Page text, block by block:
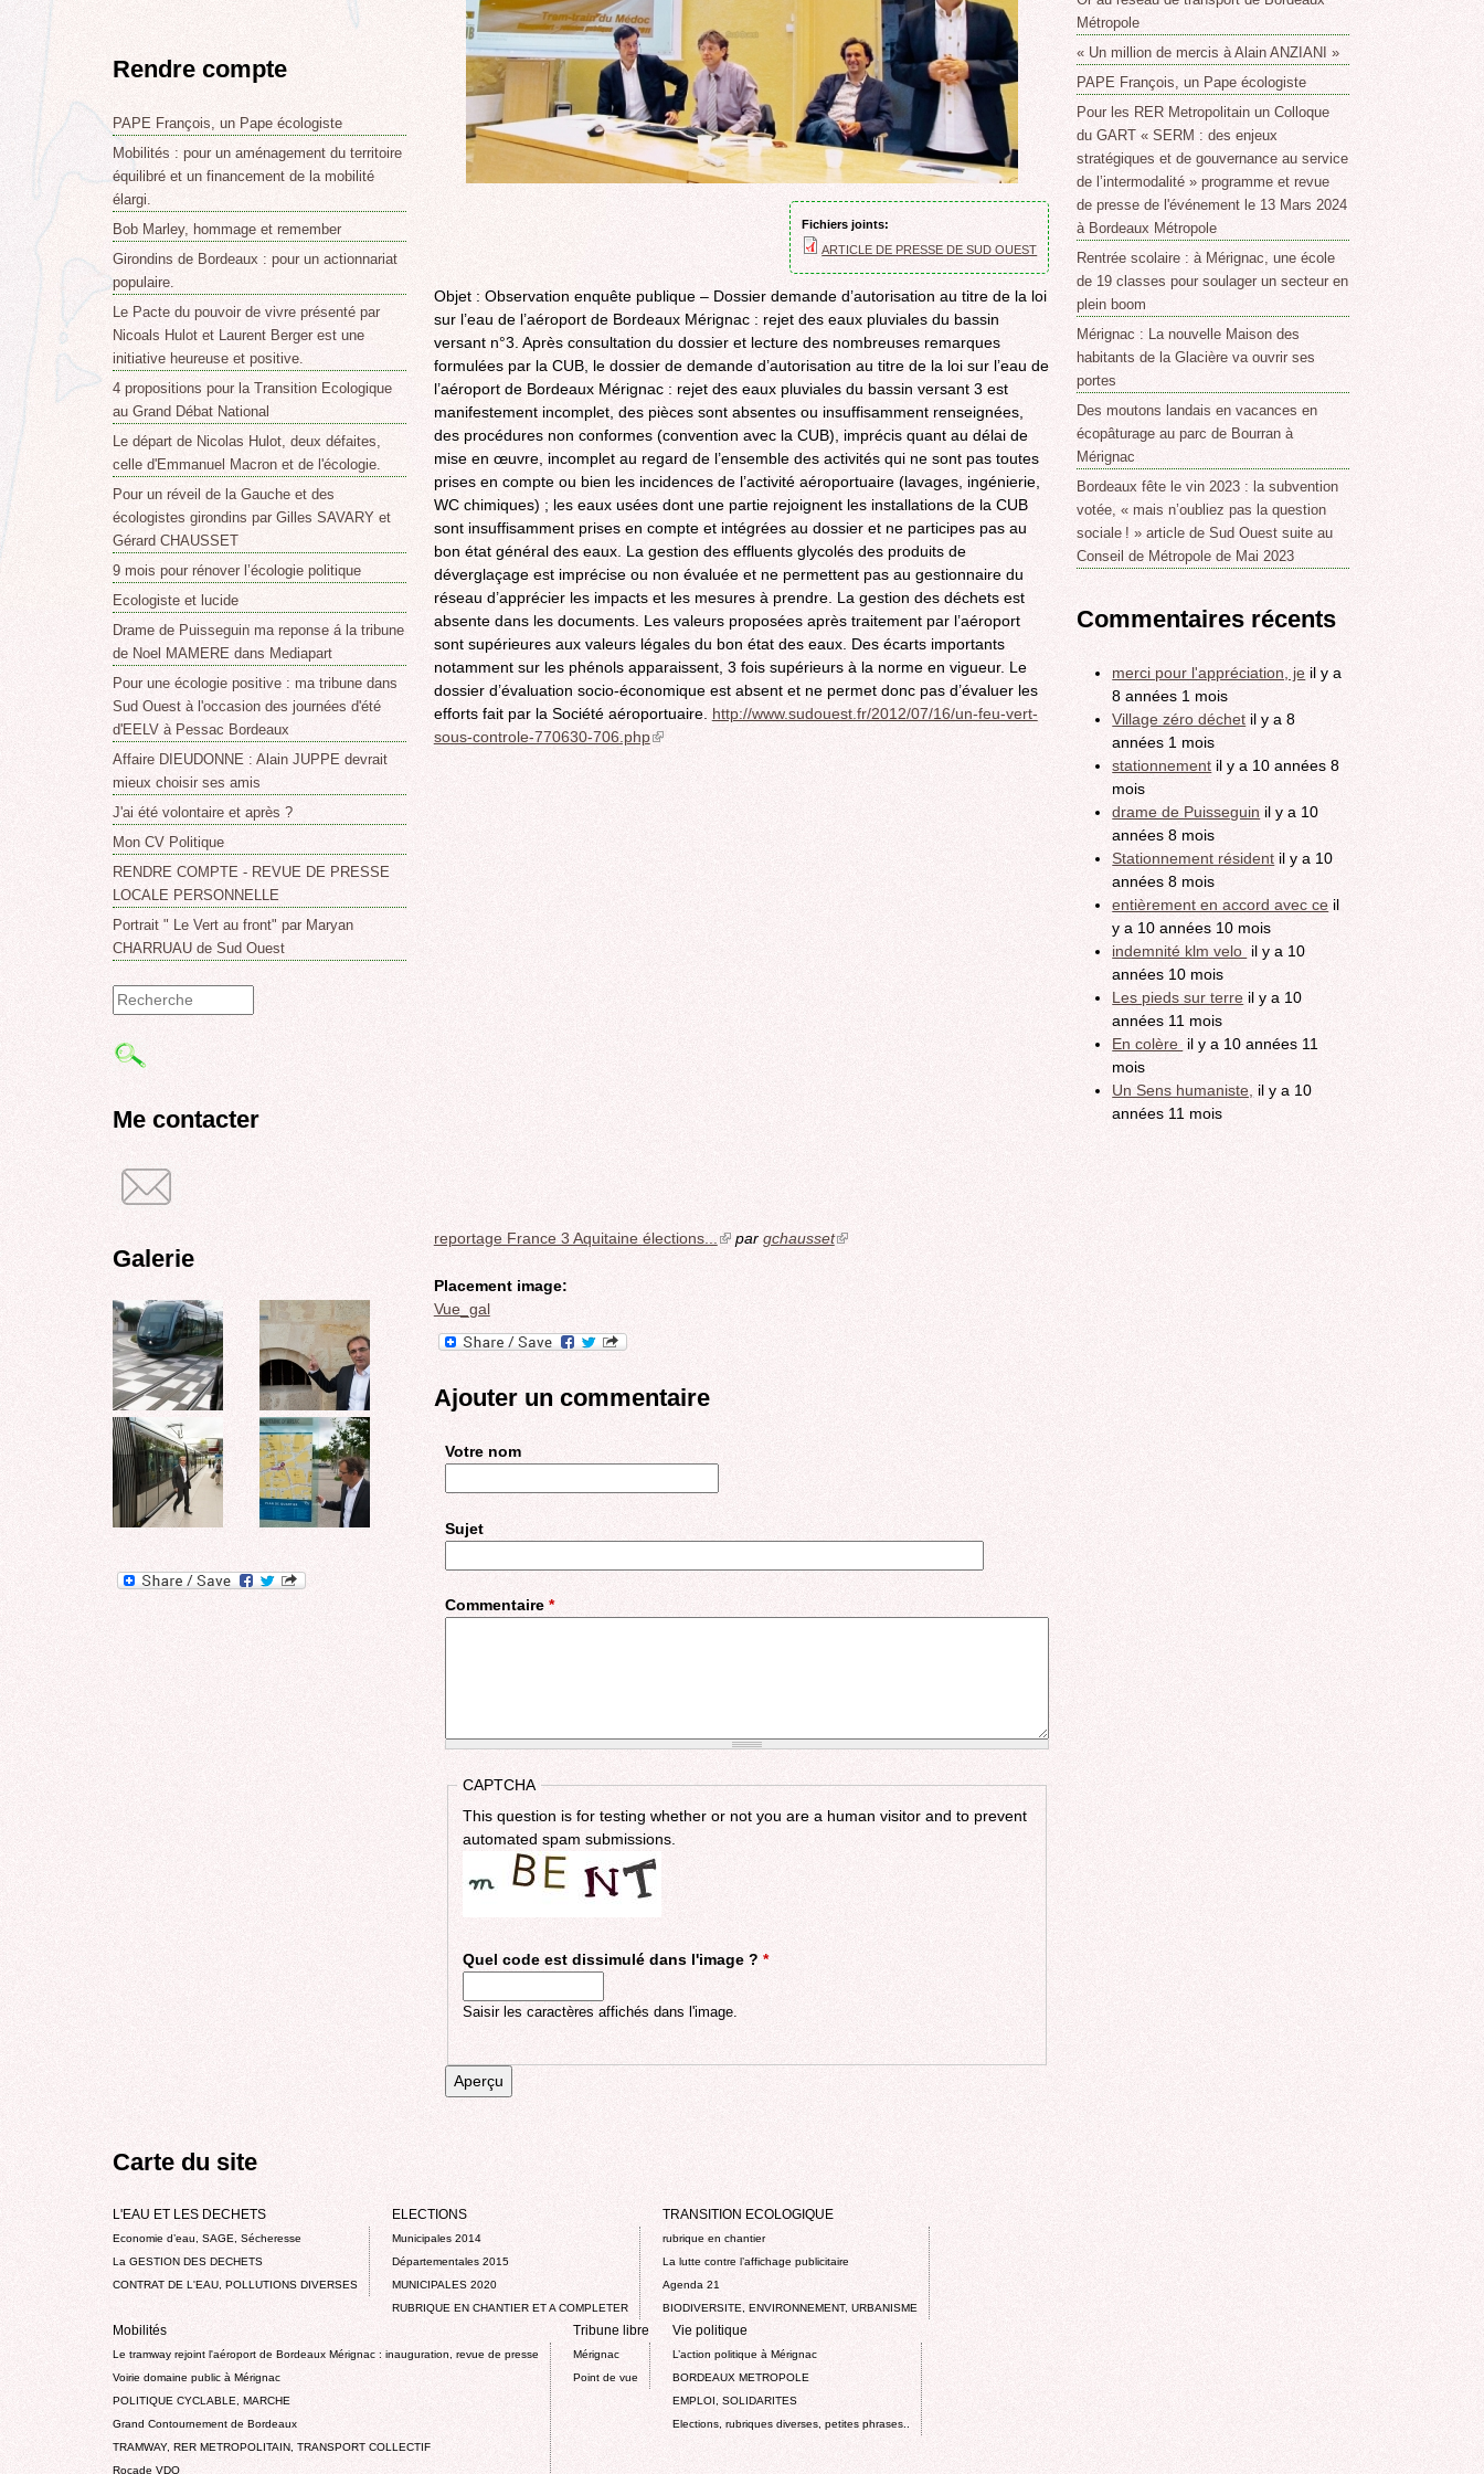
ROCADE VDO
Fichiers joints:
ARTICLE DE PRESSE DE SUD OUEST
Objet : Observation enquête publique – Dossier demande d’autorisation au titre de la loi
sur l’eau de l’aéroport de Bordeaux Mérignac : rejet des eaux pluviales du bassin
versant n°3. Après consultation du dossier et lecture des nombreuses remarques
formulées par la CUB, le dossier de demande d’autorisation au titre de la loi sur l’eau de
l’aéroport de Bordeaux Mérignac : rejet des eaux pluviales du bassin versant 3 est
manifestement incomplet, des pièces sont absentes ou insuffisamment renseignées,
des procédures non conformes (convention avec la CUB), imprécis quant au délai de
mise en œuvre, incomplet au regard de l’ensemble des activités qui ne sont pas toutes
prises en compte ou bien les incidences de l’activité aéroportuaire (lavages, ingénierie,
WC chimiques) ; les eaux usées dont une partie rejoignent les installations de la CUB
sont insuffisamment prises en compte et intégrées au dossier et ne participes pas au
bon état général des eaux. La gestion des effluents glycolés des produits de
déverglaçage est imprécise ou non évaluée et ne permettent pas au gestionnaire du
réseau d’apprécier les impacts et les mesures à prendre. La gestion des déchets est
absente dans les documents. Les valeurs proposées après traitement par l’aéroport
sont supérieures aux valeurs légales du bon état des eaux. Des écarts importants
notamment sur les phénols apparaissent, 3 fois supérieurs à la norme en vigueur. Le
dossier d’évaluation socio-économique est absent et ne permet donc pas d’évaluer les
efforts fait par la Société aéroportuaire. http://www.sudouest.fr/2012/07/16/un-feu-vert-
sous-controle-770630-706.php(link
reportage France 3 Aquitaine élections...
(linkpargchausset(link
Placement image:
Vue_gal
Ajouter un commentaire
Votre nom
Sujet
Commentaire *
CAPTCHA
This question is for testing whether or not you are a human visitor and to prevent
automated spam submissions.
Quel code est dissimulé dans l'image ?*
Saisir les caractères affichés dans l'image.
Rendre compte
PAPE François, un Pape écologiste
Mobilités : pour un aménagement du territoire
équilibré et un financement de la mobilité
élargi.
Bob Marley, hommage et remember
Girondins de Bordeaux : pour un actionnariat
populaire.
Le Pacte du pouvoir de vivre présenté par
Nicoals Hulot et Laurent Berger est une
initiative heureuse et positive.
4 propositions pour la Transition Ecologique
au Grand Débat National
Le départ de Nicolas Hulot, deux défaites,
celle d'Emmanuel Macron et de l'écologie.
Pour un réveil de la Gauche et des
écologistes girondins par Gilles SAVARY et
Gérard CHAUSSET
9 mois pour rénover l’écologie politique
Ecologiste et lucide
Drame de Puisseguin ma reponse á la tribune
de Noel MAMERE dans Mediapart
Pour une écologie positive : ma tribune dans
Sud Ouest à l'occasion des journées d'été
d'EELV à Pessac Bordeaux
Affaire DIEUDONNE : Alain JUPPE devrait
mieux choisir ses amis
J'ai été volontaire et après ?
Mon CV Politique
RENDRE COMPTE - REVUE DE PRESSE
LOCALE PERSONNELLE
Portrait " Le Vert au front" par Maryan
CHARRUAU de Sud Ouest
Formulaire
de
Me contacter
Galerie
Métropole
« Un million de mercis à Alain ANZIANI »
PAPE François, un Pape écologiste
Pour les RER Metropolitain un Colloque
du GART « SERM : des enjeux
stratégiques et de gouvernance au service
de l’intermodalité » programme et revue
de presse de l'événement le 13 Mars 2024
à Bordeaux Métropole
Rentrée scolaire : à Mérignac, une école
de 19 classes pour soulager un secteur en
plein boom
Mérignac : La nouvelle Maison des
habitants de la Glacière va ouvrir ses
portes
Des moutons landais en vacances en
écopâturage au parc de Bourran à
Mérignac
Bordeaux fête le vin 2023 : la subvention
votée, « mais n’oubliez pas la question
sociale ! » article de Sud Ouest suite au
Conseil de Métropole de Mai 2023
Commentaires récents
merci pour l'appréciation, je il y a
8 années 1 mois
Village zéro déchet il y a 8
années 1 mois
stationnement il y a 10 années 8
mois
drame de Puisseguin il y a 10
années 8 mois
Stationnement résident il y a 10
années 8 mois
entièrement en accord avec ce il
y a 10 années 10 mois
indemnité klm velo il y a 10
années 10 mois
Les pieds sur terre il y a 10
années 11 mois
En colère il y a 10 années 11
mois
Un Sens humaniste, il y a 10
années 11 mois
Carte du site
L'EAU ET LES DECHETS
Economie d’eau, SAGE, Sécheresse
La GESTION DES DECHETS
CONTRAT DE L'EAU, POLLUTIONS DIVERSES
ELECTIONS
Municipales 2014
Départementales 2015
MUNICIPALES 2020
RUBRIQUE EN CHANTIER ET A COMPLETER
TRANSITION ECOLOGIQUE
rubrique en chantier
La lutte contre l’affichage publicitaire
Agenda 21
BIODIVERSITE, ENVIRONNEMENT, URBANISME
Mobilités
Le tramway rejoint l'aéroport de Bordeaux Mérignac : inauguration, revue de presse
Voirie domaine public à Mérignac
POLITIQUE CYCLABLE, MARCHE
Grand Contournement de Bordeaux
TRAMWAY, RER METROPOLITAIN, TRANSPORT COLLECTIF
Rocade VDO
Tribune libre
Mérignac
Point de vue
Vie politique
L’action politique à Mérignac
BORDEAUX METROPOLE
EMPLOI, SOLIDARITES
Elections, rubriques diverses, petites phrases..